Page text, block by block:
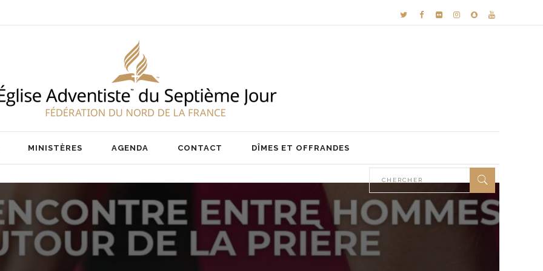
NOS PASTEURS
NOTRE ÉQUIPE
MINISTÈRES AGENDA CONTACT DÎMES ET OFFRANDES
NOTRE ÉQUIPE